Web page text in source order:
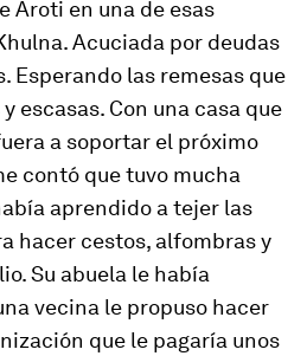
Aroti en una de esas
Acuciada por deudas
Esperando las remesas que
escasas. Con una casa que
a soportar el próximo
contó que tuvo mucha
aprendido a tejer las
hacer cestos, alfombras y
Su abuela le había
vecina le propuso hacer
que le pagaría unos